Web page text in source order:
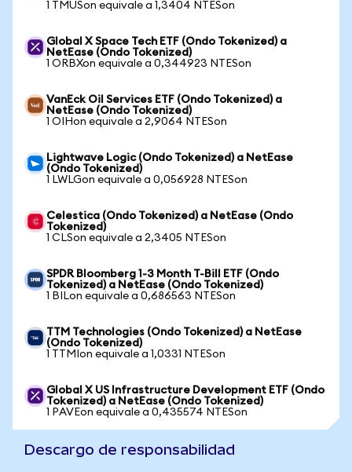
1 TMUSon equivale a 1,3404 NTESon
Global X Space Tech ETF (Ondo Tokenized) a
NetEase (Ondo Tokenized)
1 ORBXon equivale a 0,344923 NTESon
VanEck Oil Services ETF (Ondo Tokenized) a
NetEase (Ondo Tokenized)
1 OIHon equivale a 2,9064 NTESon
Lightwave Logic (Ondo Tokenized) a NetEase
(Ondo Tokenized)
1 LWLGon equivale a 0,056928 NTESon
Celestica (Ondo Tokenized) a NetEase (Ondo
Tokenized)
1 CLSon equivale a 2,3405 NTESon
SPDR Bloomberg 1-3 Month T-Bill ETF (Ondo
Tokenized) a NetEase (Ondo Tokenized)
1 BILon equivale a 0,686563 NTESon
TTM Technologies (Ondo Tokenized) a NetEase
(Ondo Tokenized)
1 TTMIon equivale a 1,0331 NTESon
Global X US Infrastructure Development ETF (Ondo
Tokenized) a NetEase (Ondo Tokenized)
1 PAVEon equivale a 0,435574 NTESon
Descargo de responsabilidad